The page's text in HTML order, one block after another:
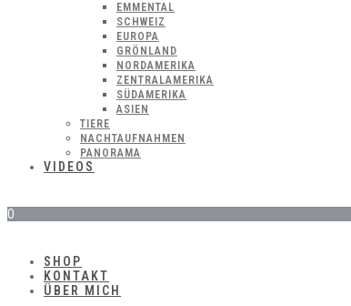
EMMENTAL
SCHWEIZ
EUROPA
GRÖNLAND
NORDAMERIKA
ZENTRALAMERIKA
SÜDAMERIKA
ASIEN
TIERE
NACHTAUFNAHMEN
PANORAMA
VIDEOS
0
SHOP
KONTAKT
ÜBER MICH